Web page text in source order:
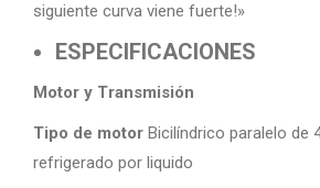
siguiente curva viene fuerte!»
ESPECIFICACIONES
Motor y Transmisión
Tipo de motor Bicilíndrico paralelo de
refrigerado por liquido